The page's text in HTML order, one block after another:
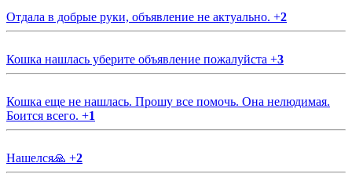
Отдала в добрые руки, объявление не актуально. +2
Кошка нашлась уберите объявление пожалуйста +3
Кошка еще не нашлась. Прошу все помочь. Она нелюдимая.
Боится всего. +1
Нашелся🙏 +2